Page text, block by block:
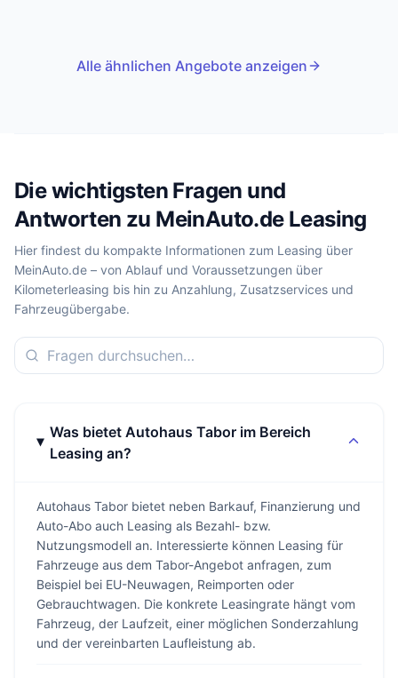
Alle ähnlichen Angebote anzeigen
Die wichtigsten Fragen und
Antworten zu MeinAuto.de Leasing
Hier findest du kompakte Informationen zum Leasing über
MeinAuto.de – von Ablauf und Voraussetzungen über
Kilometerleasing bis hin zu Anzahlung, Zusatzservices und
Fahrzeugübergabe.
Was bietet Autohaus Tabor im Bereich
Leasing an?
Autohaus Tabor bietet neben Barkauf, Finanzierung und
Auto-Abo auch Leasing als Bezahl- bzw.
Nutzungsmodell an. Interessierte können Leasing für
Fahrzeuge aus dem Tabor-Angebot anfragen, zum
Beispiel bei EU-Neuwagen, Reimporten oder
Gebrauchtwagen. Die konkrete Leasingrate hängt vom
Fahrzeug, der Laufzeit, einer möglichen Sonderzahlung
und der vereinbarten Laufleistung ab.